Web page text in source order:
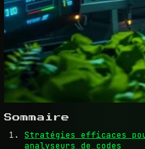
Sommaire
Stratégies efficaces
analyseurs de codes